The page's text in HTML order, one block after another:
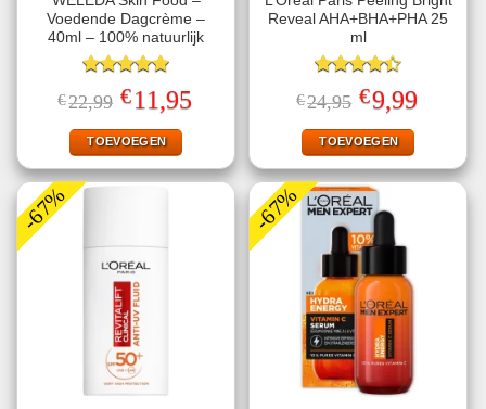
Voedende Dagcrème –
40ml – 100% natuurlijk
Gewaardeerd
5.00uit 5
€22,99 Oorspronkelijke
prijs
was:
€22,99.
€11,95prijs
TOEVOEGEN
Reveal AHA+BHA+PHA 25
ml
Gewaardeerd
4.40uit 5
€24,95 Oorspronkelijke
prijs
was:
€24,95.
€9,99Huidige
prijs
TOEVOEGEN
-67% -67%